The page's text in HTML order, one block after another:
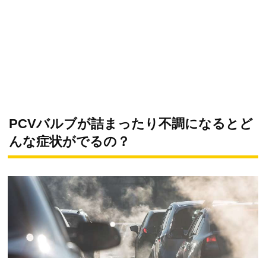
PCVバルブが詰まったり不調になるとど
んな症状がでるの？